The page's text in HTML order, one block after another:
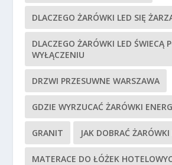
DLACZEGO ŻARÓWKI LED SIĘ
DLACZEGO ŻARÓWKI LED ŚWIECĄ
WYŁĄCZENIU
DRZWI PRZESUWNE WARSZAWA
GDZIE WYRZUCAĆ ŻARÓWKI
GRANIT JAK DOBRAĆ ŻARÓWKI
MATERACE DO ŁÓŻEK